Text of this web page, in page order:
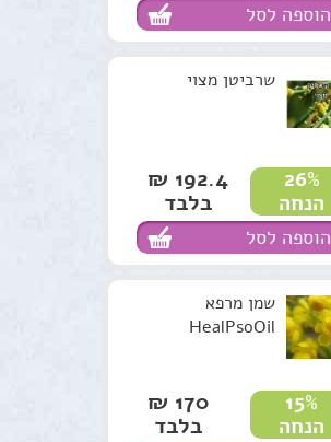
הוספה לסל
שרביטן מצוי
26%
הנחה
192.4 ₪
בלבד
הוספה לסל
שמן מרפא
HealPsoOil
15%
הנחה
170 ₪
בלבד